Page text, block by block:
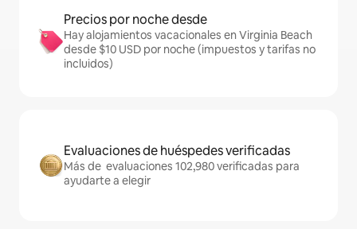
Precios por noche desde
Hay alojamientos vacacionales en Virginia Beach
desde $10 USD por noche (impuestos y tarifas no
incluidos)
Evaluaciones de huéspedes verificadas
Más de evaluaciones 102,980 verificadas para
ayudarte a elegir